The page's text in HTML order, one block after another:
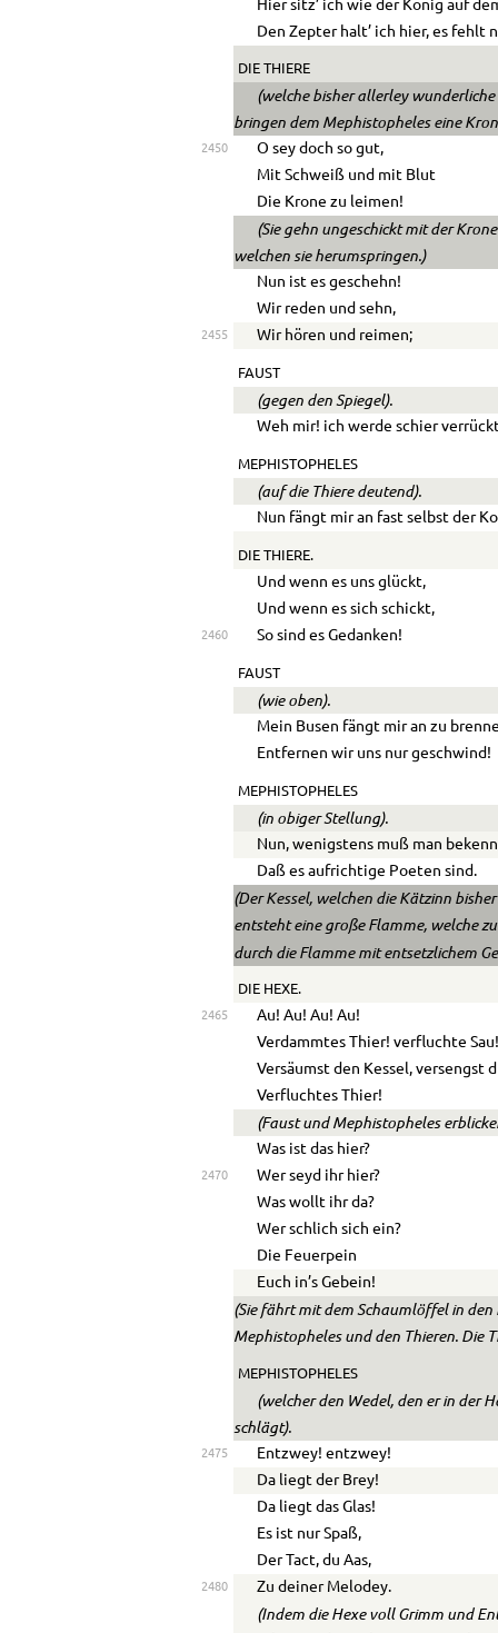
Hier sitz’ ich wie der König auf
Den Zepter halt’ ich hier, es fehlt
DIE THIERE
(welche bisher allerley
bringen dem Mephistopheles eine
2450
O sey doch so gut,
Mit Schweiß und mit Blut
Die Krone zu leimen!
(Sie gehn ungeschickt mit der
welchen sie herumspringen.)
Nun ist es geschehn!
Wir reden und sehn,
2455 Wir hören und reimen;
FAUST
(gegen den Spiegel).
Weh mir! ich werde schier
MEPHISTOPHELES
(auf die Thiere deutend).
Nun fängt mir an fast selbst der
DIE THIERE.
Und wenn es uns glückt,
Und wenn es sich schickt,
2460 So sind es Gedanken!
FAUST
(wie oben).
Mein Busen fängt mir an zu
Entfernen wir uns nur geschwind!
MEPHISTOPHELES
(in obiger Stellung).
Nun, wenigstens muß man
Daß es aufrichtige Poeten sind.
(Der Kessel, welchen die Kätzinn
entsteht eine große Flam­me, welche
durch die Flamme mit entsetzlichem
DIE HEXE.
2465
Au! Au! Au! Au!
Verdammtes Thier! verfluchte
Versäumst den Kessel, versengst
Verfluchtes Thier!
(Faust und Mephistopheles
Was ist das hier?
2470
Wer seyd ihr hier?
Was wollt ihr da?
Wer schlich sich ein?
Die Feuerpein
Euch in’s Gebein!
(Sie fährt mit dem Schaumlöffel in
Mephistopheles und den Thieren. Die
MEPHISTOPHELES
(welcher den Wedel, den er in der
schlägt).
2475
Entzwey! entzwey!
Da liegt der Brey!
Da liegt das Glas!
Es ist nur Spaß,
Der Tact, du Aas,
2480 Zu deiner Melodey.
(Indem die Hexe voll Grimm und